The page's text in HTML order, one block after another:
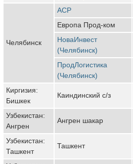
Челябинск
АСР
Европа Прод-ком
НоваИнвест
(Челябинск)
ПродЛогистика
(Челябинск)
Киргизия:
Бишкек
Каиндинский с/з
Узбекистан:
Ангрен
Ангрен шакар
Узбекистан:
Ташкент
Ташкент